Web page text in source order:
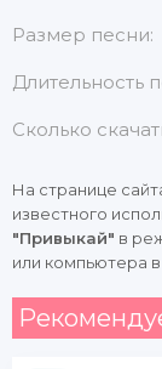
Размер песни:
Длительность
Сколько
На странице
известного
"Привыкай" в
или компьютера